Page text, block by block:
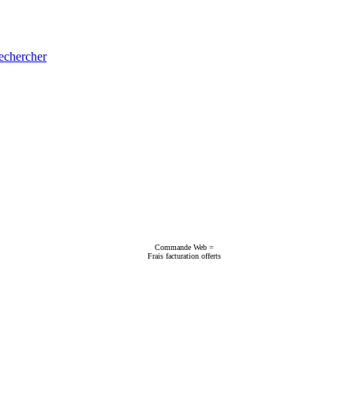
Commande Web =
Frais facturation offerts